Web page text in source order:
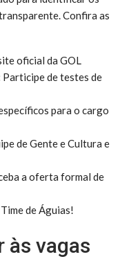
Confira as
oficial da GOL
Participe de testes de
para o cargo
de Gente e Cultura e
a oferta formal de
de Águias!
às vagas